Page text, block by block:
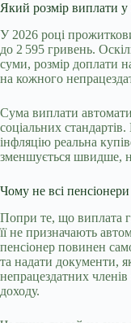
Який розмір виплати у
У 2026 році
до 2 595 гривень.
суми, розмір доплати
на кожного
Сума виплати
соціальних
інфляцію реальна
зменшується швидше,
Чому не всі
Попри те, що виплата
її не призначають
пенсіонер повинен
та надати документи,
непрацездатних членів
доходу.